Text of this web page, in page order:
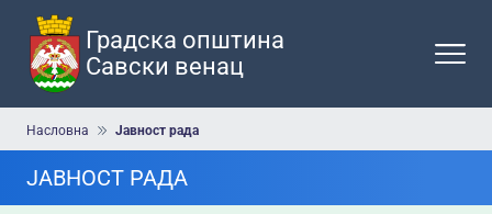
Прескочи
главни
садржаја
Градска општина
Савски венац
Мрвице
Насловна Јавност рада
ЈАВНОСТ РАДА